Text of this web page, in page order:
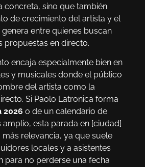
concreta, sino que también
de crecimiento del artista y el
entre quienes buscan
propuestas en directo.
encaja especialmente bien en
y musicales donde el público
del artista como la
Si Paolo Latronica forma
2026 o de un calendario de
esta parada en [ciudad]
relevancia, ya que suele
locales y a asistentes
para no perderse una fecha